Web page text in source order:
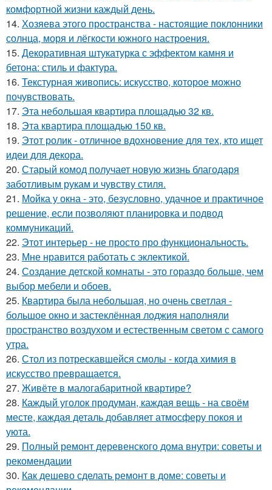
комфортной жизни каждый день.
14. Хозяева этого пространства - настоящие поклонники
солнца, моря и лёгкости южного настроения.
15. Декоративная штукатурка с эффектом камня и
бетона: стиль и фактура.
16. Текстурная живопись: искусство, которое можно
почувствовать.
17. Эта небольшая квартира площадью 32 кв.
18. Эта квартира площадью 150 кв.
19. Этот ролик - отличное вдохновение для тех, кто ищет
идеи для декора.
20. Старый комод получает новую жизнь благодаря
заботливым рукам и чувству стиля.
21. Мойка у окна - это, безусловно, удачное и практичное
решение, если позволяют планировка и подвод
коммуникаций.
22. Этот интерьер - не просто про функциональность.
23. Мне нравится работать с эклектикой.
24. Создание детской комнаты - это гораздо больше, чем
выбор мебели и обоев.
25. Квартира была небольшая, но очень светлая -
большое окно и застеклённая лоджия наполняли
пространство воздухом и естественным светом с самого
утра.
26. Стол из потрескавшейся смолы - когда химия в
искусство превращается.
27. Живёте в малогабаритной квартире?
28. Каждый уголок продуман, каждая вещь - на своём
месте, каждая деталь добавляет атмосферу покоя и
уюта.
29. Полный ремонт деревенского дома внутри: советы и
рекомендации
30. Как дешево сделать ремонт в доме: советы и